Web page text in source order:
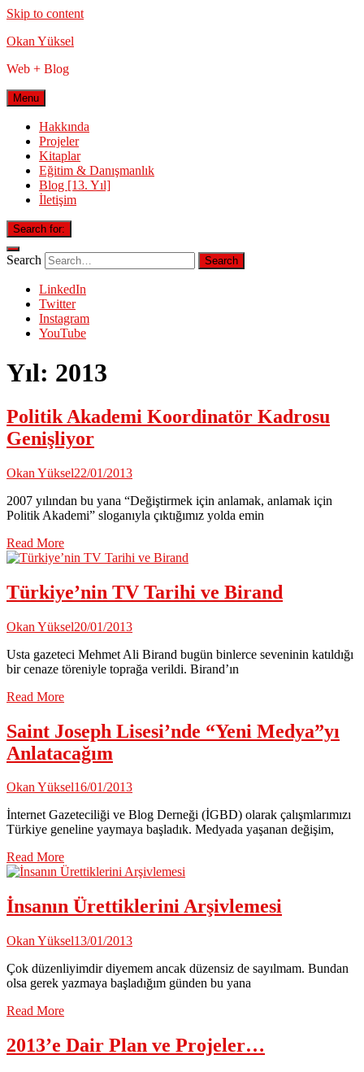
Skip to content
Okan Yüksel
Web + Blog
Menu
Hakkında
Projeler
Kitaplar
Eğitim & Danışmanlık
Blog [13. Yıl]
İletişim
Search for:
Search
LinkedIn
Twitter
Instagram
YouTube
Yıl: 2013
Politik Akademi Koordinatör Kadrosu
Genişliyor
Okan Yüksel22/01/2013
2007 yılından bu yana “Değiştirmek için anlamak, anlamak için
Politik Akademi” sloganıyla çıktığımız yolda emin
Read More
Türkiye’nin TV Tarihi ve Birand
Okan Yüksel20/01/2013
Usta gazeteci Mehmet Ali Birand bugün binlerce seveninin katıldığı
bir cenaze töreniyle toprağa verildi. Birand’ın
Read More
Saint Joseph Lisesi’nde “Yeni Medya”yı
Anlatacağım
Okan Yüksel16/01/2013
İnternet Gazeteciliği ve Blog Derneği (İGBD) olarak çalışmlarımızı
Türkiye geneline yaymaya başladık. Medyada yaşanan değişim,
Read More
İnsanın Ürettiklerini Arşivlemesi
Okan Yüksel13/01/2013
Çok düzenliyimdir diyemem ancak düzensiz de sayılmam. Bundan
olsa gerek yazmaya başladığım günden bu yana
Read More
2013’e Dair Plan ve Projeler…